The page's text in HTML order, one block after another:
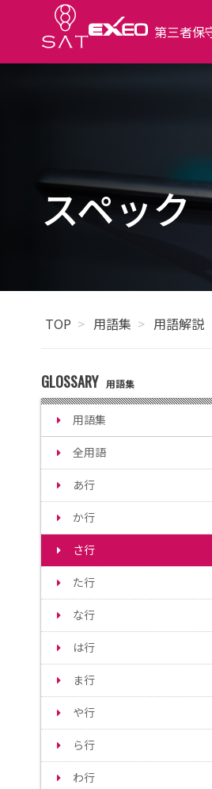
第三者保
スペック
TOP 用語集 用語解説
GLOSSARY 用語集
用語集
全用語
あ行
か行
さ行
た行
な行
は行
ま行
や行
ら行
わ行